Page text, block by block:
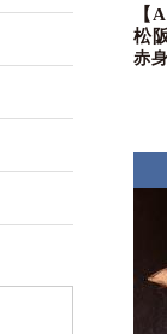
【
松
赤身